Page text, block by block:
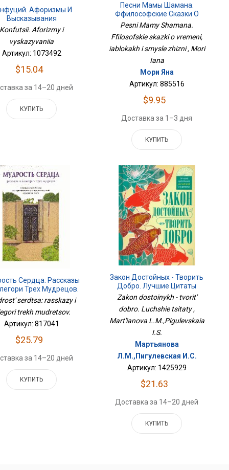
Афоризмы И
Высказывания
Konfutsii. Aforizmy i
vyskazyvaniia
Артикул: 1073492
$15.04
за 14–20 дней
КУПИТЬ
Песни Мамы Шамана.
Ффилософские Сказки О
Времени, Яблоках И Смысле
Жизни
Pesni Mamy Shamana.
Ffilosofskie skazki o vremeni,
iablokakh i smysle zhizni , Mori
Iana
Мори Яна
Артикул: 885516
$9.95
Доставка за 1–3 дня
КУПИТЬ
Сердца: Рассказы
Трех Мудрецов.
serdtsa: rasskazy i
trekh mudretsov.
Артикул: 817041
$25.79
за 14–20 дней
КУПИТЬ
Закон Достойных - Творить
Добро. Лучшие Цитаты
Zakon dostoinykh - tvorit'
dobro. Luchshie tsitaty ,
Mart'ianova L.M.,Pigulevskaia
I.S.
Мартьянова
Л.М.,Пигулевская И.С.
Артикул: 1425929
$21.63
Доставка за 14–20 дней
КУПИТЬ